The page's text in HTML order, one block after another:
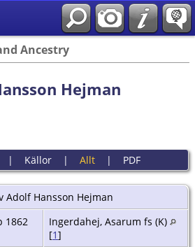
Ancestry
Hejman
| Källor| Allt| PDF
Adolf Hansson Hejman
1862
Ingerdahej, Asarum fs (K)
[1]